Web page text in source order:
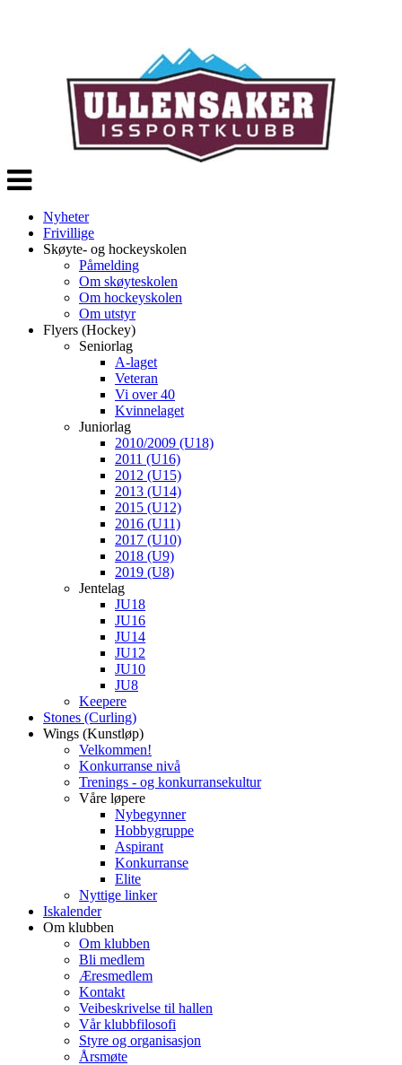
Veksle
navigasjon
Nyheter
Frivillige
Skøyte- og hockeyskolen
Påmelding
Om skøyteskolen
Om hockeyskolen
Om utstyr
Flyers (Hockey)
Seniorlag
A-laget
Veteran
Vi over 40
Kvinnelaget
Juniorlag
2010/2009 (U18)
2011 (U16)
2012 (U15)
2013 (U14)
2015 (U12)
2016 (U11)
2017 (U10)
2018 (U9)
2019 (U8)
Jentelag
JU18
JU16
JU14
JU12
JU10
JU8
Keepere
Stones (Curling)
Wings (Kunstløp)
Velkommen!
Konkurranse nivå
Trenings - og konkurransekultur
Våre løpere
Nybegynner
Hobbygruppe
Aspirant
Konkurranse
Elite
Nyttige linker
Iskalender
Om klubben
Om klubben
Bli medlem
Æresmedlem
Kontakt
Veibeskrivelse til hallen
Vår klubbfilosofi
Styre og organisasjon
Årsmøte